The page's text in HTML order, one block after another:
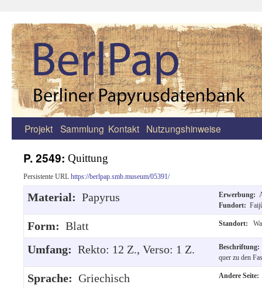
Zum
springen
Projekt Sammlung Kontakt Nutzungshinweise
P. 2549: Quittung
Persistente URL https://berlpap.smb.museum/05391/
Material: Papyrus Erwerbung:
Fundort:
Form: Blatt Standort:
Umfang: Rekto: 12 Z., Verso: 1 Z.
quer zu den
Sprache: Griechisch Andere Seite: